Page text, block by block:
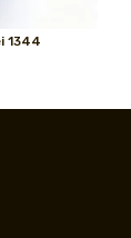
1344